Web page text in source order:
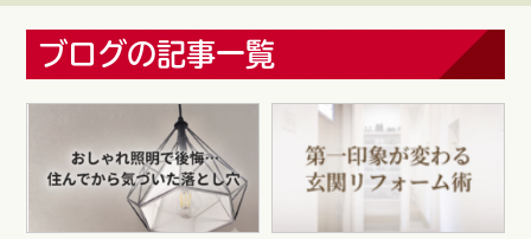
ブログの記事一覧